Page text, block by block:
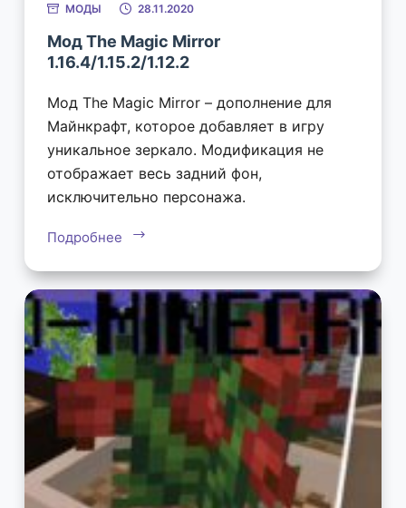
МОДЫ 28.11.2020
Мод The Magic Mirror
1.16.4/1.15.2/1.12.2
Мод The Magic Mirror – дополнение для
Майнкрафт, которое добавляет в игру
уникальное зеркало. Модификация не
отображает весь задний фон,
исключительно персонажа.
Подробнее